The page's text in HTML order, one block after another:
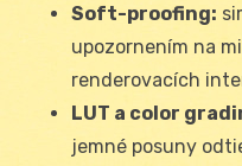
Soft-proofing:
upozornením na
renderovacích
LUT a color
jemné posuny